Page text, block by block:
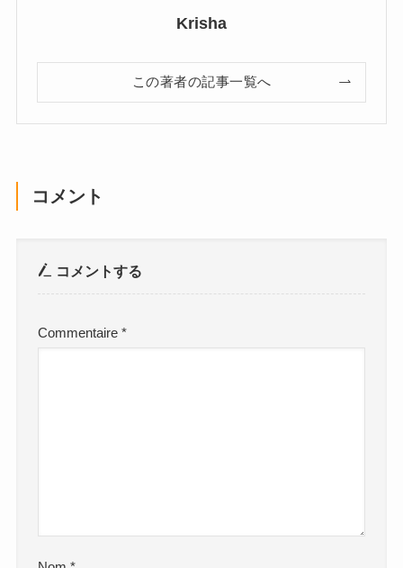
Krisha
この著者の記事一覧へ
コメント
コメントする
Commentaire*